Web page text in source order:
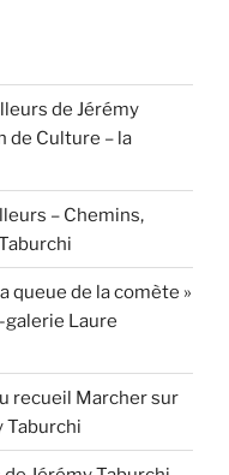
de Jérémy
de Culture – la
– Chemins,
queue de la comète »
galerie Laure
recueil Marcher sur
Taburchi